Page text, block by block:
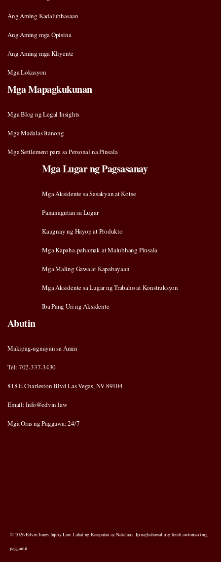
Ang Aming Kadalubhasaan
Ang Aming mga Opisina
Ang Aming mga Kliyente
Mga Lokasyon
Mga Mapagkukunan
Mga Blog ng Legal Insights
Mga Madalas Itanong
Mga Settlement para sa Personal na Pinsala
Mga Lugar ng Pagsasanay
Mga Aksidente sa Sasakyan at Kotse
Pananagutan sa Lugar
Kaugnay ng Hayop at Produkto
Mga Kapaha-pahamak at Malubhang Pinsala
Mga Maling Gawa at Kapabayaan
Mga Aksidente sa Lugar ng Trabaho at Konstruksyon
Iba Pang Uri ng Aksidente
Abutin
Makipag-ugnayan sa Amin
Tel: 702-337-3430
818 E Charleston Blvd Las Vegas, NV 89104
Email: Info@edvin.law
Mga Oras ng Paggawa: 24/7
© 2026 Edvin Jones Injury Law. Lahat ng Karapatan ay Nakalaan. Ipinagbabawal ang hindi awtorisadong
paggamit.